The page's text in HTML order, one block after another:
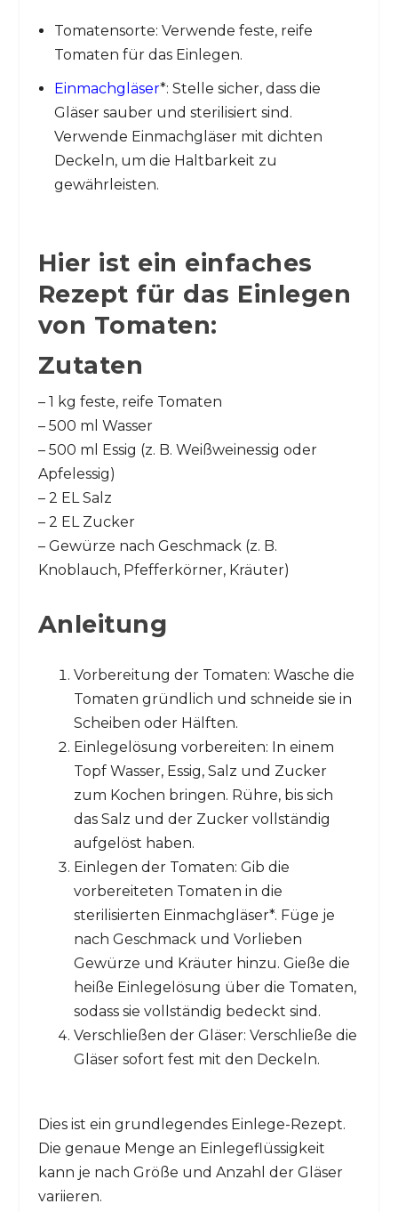
Tomatensorte: Verwende feste, reife
Tomaten für das Einlegen.
Einmachgläser*: Stelle sicher, dass die
Gläser sauber und sterilisiert sind.
Verwende Einmachgläser mit dichten
Deckeln, um die Haltbarkeit zu
gewährleisten.
Hier ist ein einfaches
Rezept für das Einlegen
von Tomaten:
Zutaten
– 1 kg feste, reife Tomaten
– 500 ml Wasser
– 500 ml Essig (z. B. Weißweinessig oder
Apfelessig)
– 2 EL Salz
– 2 EL Zucker
– Gewürze nach Geschmack (z. B.
Knoblauch, Pfefferkörner, Kräuter)
Anleitung
Vorbereitung der Tomaten: Wasche die
Tomaten gründlich und schneide sie in
Scheiben oder Hälften.
Einlegelösung vorbereiten: In einem
Topf Wasser, Essig, Salz und Zucker
zum Kochen bringen. Rühre, bis sich
das Salz und der Zucker vollständig
aufgelöst haben.
Einlegen der Tomaten: Gib die
vorbereiteten Tomaten in die
sterilisierten Einmachgläser*. Füge je
nach Geschmack und Vorlieben
Gewürze und Kräuter hinzu. Gieße die
heiße Einlegelösung über die Tomaten,
sodass sie vollständig bedeckt sind.
Verschließen der Gläser: Verschließe die
Gläser sofort fest mit den Deckeln.
Dies ist ein grundlegendes Einlege-Rezept.
Die genaue Menge an Einlegeflüssigkeit
kann je nach Größe und Anzahl der Gläser
variieren.